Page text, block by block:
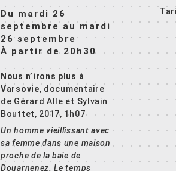
Du mardi 26
septembre au mardi
26 septembre
À partir de 20h30
Nous n’irons plus à
Varsovie, documentaire
de Gérard Alle et Sylvain
Bouttet, 2017, 1h07
Un homme vieillissant avec
sa femme dans une maison
proche de la baie de
Douarnenez. Le temps